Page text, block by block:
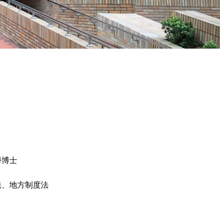
士
地方制度法